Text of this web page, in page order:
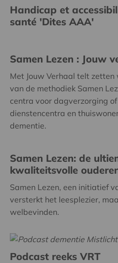
Handicap et
santé 'Dites AAA'
Samen Lezen : Jouw
Met Jouw Verhaal telt
van de methodiek Samen
centra voor dagverzorging
dienstencentra en
dementie.
Samen Lezen: de
kwaliteitsvolle
Samen Lezen, een initiatief
versterkt het leesplezier,
welbevinden.
Podcast reeks VRT